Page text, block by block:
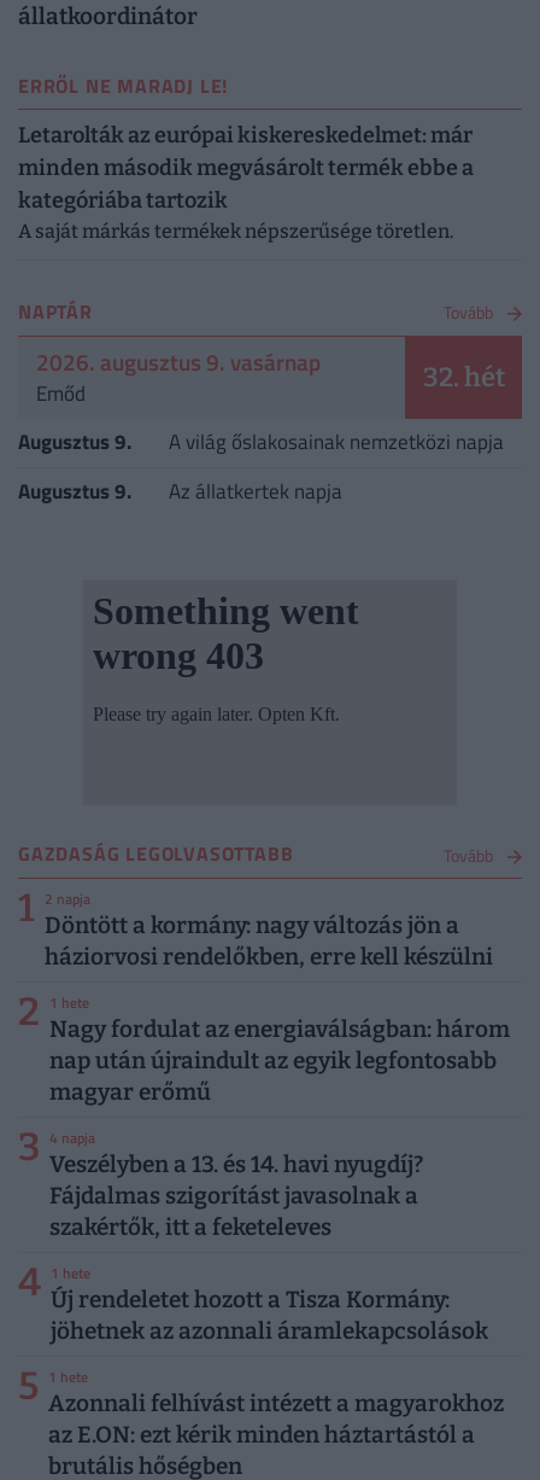
állatkoordinátor
ERRŐL NE MARADJ LE!
Letarolták az európai kiskereskedelmet: már
minden második megvásárolt termék ebbe a
kategóriába tartozik
A saját márkás termékek népszerűsége töretlen.
NAPTÁR Tovább
2026. augusztus 9. vasárnap
Emőd 32. hét
Augusztus 9.
A világ őslakosainak nemzetközi napja
Augusztus 9.
Az állatkertek napja
GAZDASÁG LEGOLVASOTTABB Tovább
1 2 napja
Döntött a kormány: nagy változás jön a
háziorvosi rendelőkben, erre kell készülni
2 1 hete
Nagy fordulat az energiaválságban: három
nap után újraindult az egyik legfontosabb
magyar erőmű
3 4 napja
Veszélyben a 13. és 14. havi nyugdíj?
Fájdalmas szigorítást javasolnak a
szakértők, itt a feketeleves
4 1 hete
Új rendeletet hozott a Tisza Kormány:
jöhetnek az azonnali áramlekapcsolások
5 1 hete
Azonnali felhívást intézett a magyarokhoz
az E.ON: ezt kérik minden háztartástól a
brutális hőségben